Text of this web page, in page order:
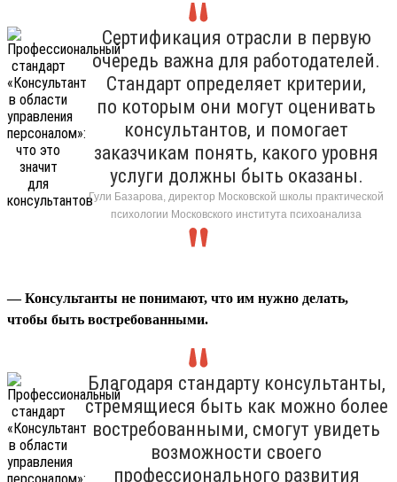
Сертификация отрасли в первую
очередь важна для работодателей.
Стандарт определяет критерии,
по которым они могут оценивать
консультантов, и помогает
заказчикам понять, какого уровня
услуги должны быть оказаны.
Гули Базарова, директор Московской школы практической
психологии Московского института психоанализа
— Консультанты не понимают, что им нужно делать,
чтобы быть востребованными.
Благодаря стандарту консультанты,
стремящиеся быть как можно более
востребованными, смогут увидеть
возможности своего
профессионального развития